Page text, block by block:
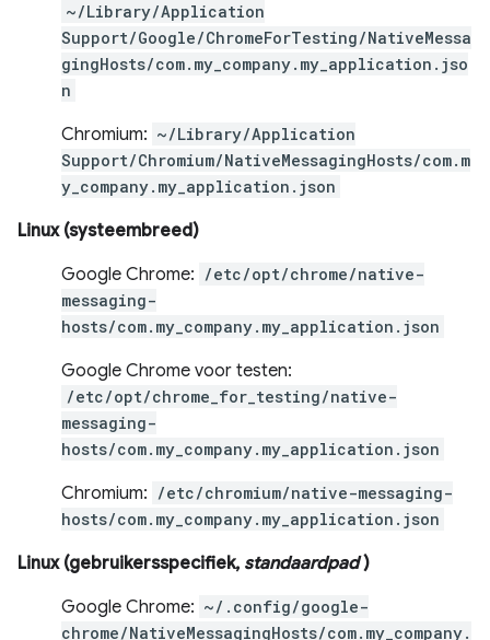
~/Library/Application
Support/Google/ChromeForTesting/NativeMessa
gingHosts/com.my_company.my_application.jso
n
Chromium: ~/Library/Application
Support/Chromium/NativeMessagingHosts/com.m
y_company.my_application.json
Linux (systeembreed)
Google Chrome: /etc/opt/chrome/native-
messaging-
hosts/com.my_company.my_application.json
Google Chrome voor testen:
/etc/opt/chrome_for_testing/native-
messaging-
hosts/com.my_company.my_application.json
Chromium: /etc/chromium/native-messaging-
hosts/com.my_company.my_application.json
Linux (gebruikersspecifiek, standaardpad)
Google Chrome: ~/.config/google-
chrome/NativeMessagingHosts/com.my_company.